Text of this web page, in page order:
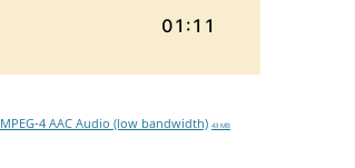
MPEG-4 AAC Audio (low bandwidth) 43 MB